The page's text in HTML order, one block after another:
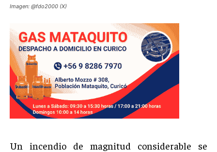
Imagen: @fdo2000 (X)
Un incendio de magnitud considerable se